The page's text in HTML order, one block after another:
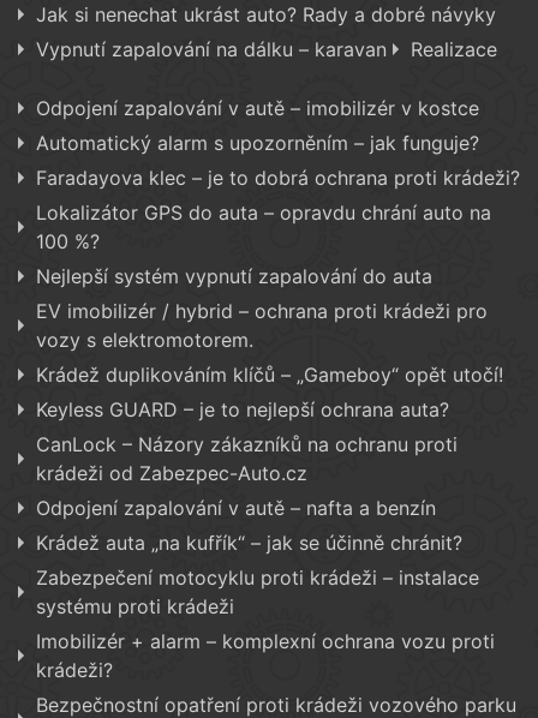
Jak si nenechat ukrást auto? Rady a dobré návyky
Vypnutí zapalování na dálku – karavan
Realizace
Odpojení zapalování v autě – imobilizér v kostce
Automatický alarm s upozorněním – jak funguje?
Faradayova klec – je to dobrá ochrana proti krádeži?
Lokalizátor GPS do auta – opravdu chrání auto na
100 %?
Nejlepší systém vypnutí zapalování do auta
EV imobilizér / hybrid – ochrana proti krádeži pro
vozy s elektromotorem.
Krádež duplikováním klíčů – „Gameboy“ opět utočí!
Keyless GUARD – je to nejlepší ochrana auta?
CanLock – Názory zákazníků na ochranu proti
krádeži od Zabezpec-Auto.cz
Odpojení zapalování v autě – nafta a benzín
Krádež auta „na kufřík“ – jak se účinně chránit?
Zabezpečení motocyklu proti krádeži – instalace
systému proti krádeži
Imobilizér + alarm – komplexní ochrana vozu proti
krádeži?
Bezpečnostní opatření proti krádeži vozového parku